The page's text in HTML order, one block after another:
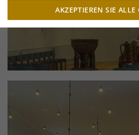
AKZEPTIEREN SIE ALLE